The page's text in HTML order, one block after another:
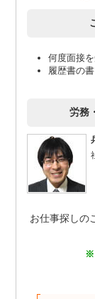
何度面接
履歴書の
労務
お仕事探しの
※